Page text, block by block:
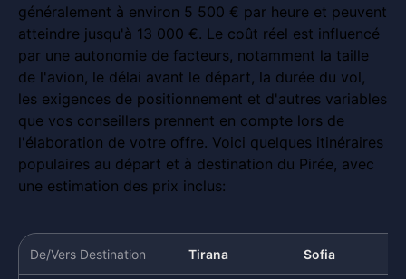
généralement à environ 5 500 € par heure et peuvent
atteindre jusqu'à 13 000 €. Le coût réel est influencé
par une autonomie de facteurs, notamment la taille
de l'avion, le délai avant le départ, la durée du vol,
les exigences de positionnement et d'autres variables
que vos conseillers prennent en compte lors de
l'élaboration de votre offre. Voici quelques itinéraires
populaires au départ et à destination du Pirée, avec
une estimation des prix inclus:
De/Vers Destination Tirana Sofia